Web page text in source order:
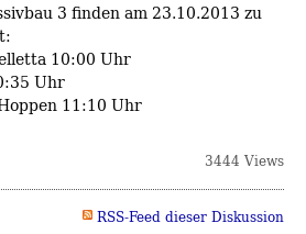
3 finden am 23.10.2013 zu
10:00 Uhr
Uhr
11:10 Uhr
3444 Views
RSS-Feed dieser Diskussion